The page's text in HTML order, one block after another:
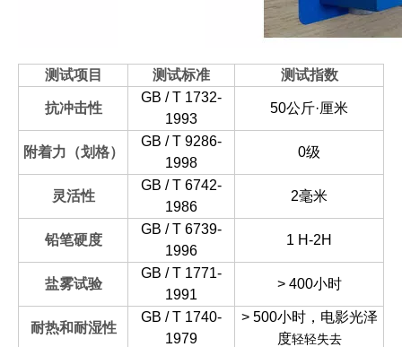
测试项目 测试标准 测试指数
抗冲击性
GB / T 1732-
1993
50公斤·厘米
附着力（划格）
GB / T 9286-
1998
0级
灵活性
GB / T 6742-
1986
2毫米
铅笔硬度
GB / T 6739-
1996
1 H-2H
盐雾试验
GB / T 1771-
1991
> 400小时
耐热和耐湿性
GB / T 1740-
1979
> 500小时，电影光泽
度轻轻失去